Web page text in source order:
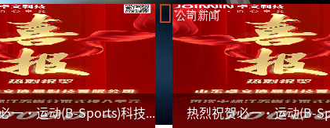
热烈祝贺必一·运动(B-Sports)科技三度成功中标江苏省分布式接入单元项目
公司新闻